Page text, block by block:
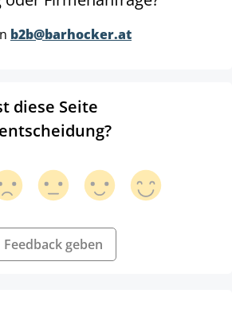
b2b@barhocker.at
diese Seite
Feedback geben